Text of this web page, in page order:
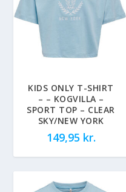
KIDS ONLY T-SHIRT
– – KOGVILLA –
SPORT TOP – CLEAR
SKY/NEW YORK
149,95 kr.